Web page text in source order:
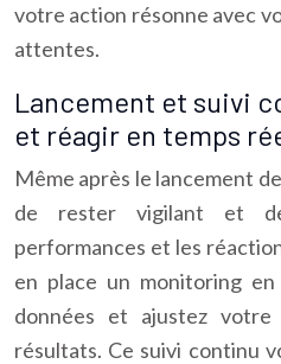
votre action résonne avec
attentes.
Lancement et suivi
et réagir en temps
Même après le lancement
de rester vigilant et
performances et les
en place un monitoring
données et ajustez
résultats. Ce suivi continu